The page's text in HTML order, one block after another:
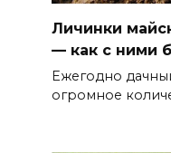
Личинки
— как с ними
Ежегодно
огромное